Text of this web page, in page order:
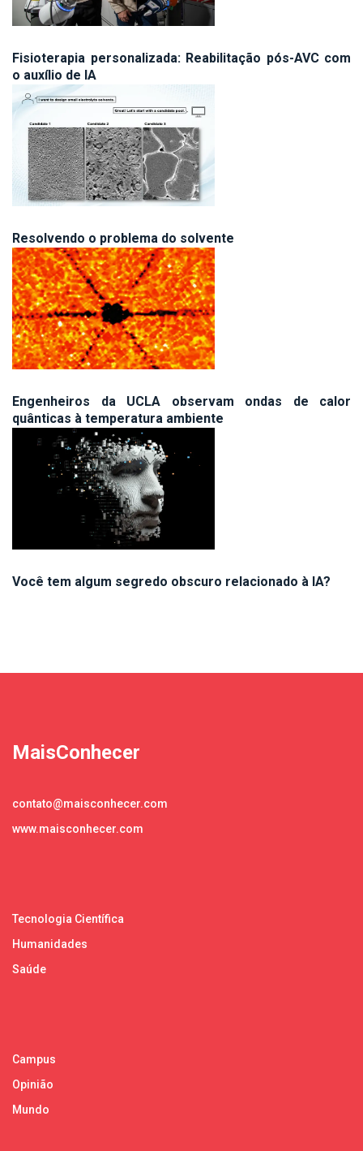
Fisioterapia personalizada: Reabilitação pós-AVC com
o auxílio de IA
Resolvendo o problema do solvente
Engenheiros da UCLA observam ondas de calor
quânticas à temperatura ambiente
Você tem algum segredo obscuro relacionado à IA?
MaisConhecer
contato@maisconhecer.com
www.maisconhecer.com
Tecnologia Científica
Humanidades
Saúde
Campus
Opinião
Mundo